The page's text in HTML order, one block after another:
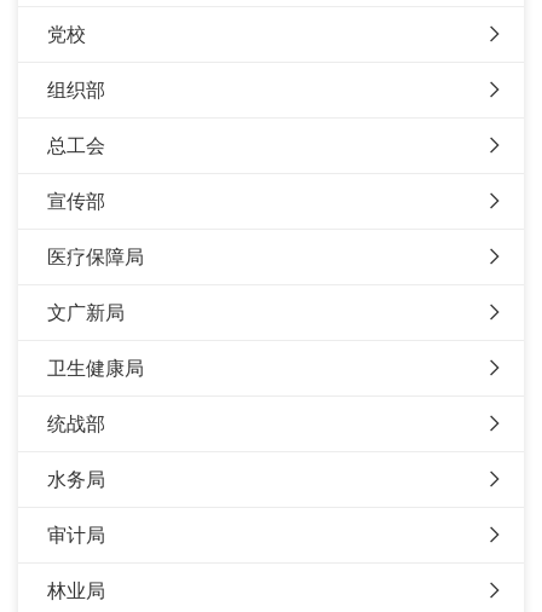
党校
组织部
总工会
宣传部
医疗保障局
文广新局
卫生健康局
统战部
水务局
审计局
林业局